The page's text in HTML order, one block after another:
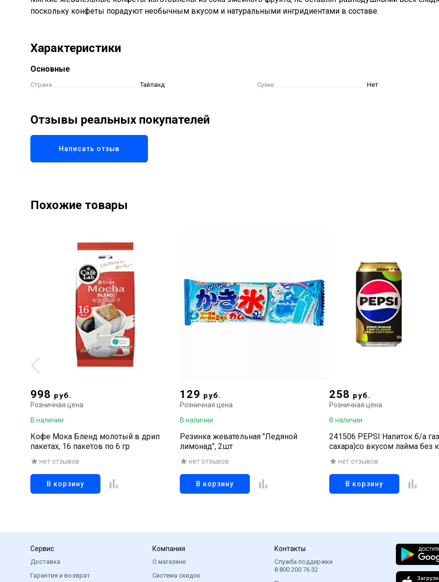
поскольку конфеты порадуют необычным вкусом и натуральными ингридиентами в составе.
Характеристики
Основные
Страна Тайланд Сухие Нет
Отзывы реальных покупателей
Написать отзыв
Похожие товары
998 руб.
Розничная цена
В наличии
Кофе Мока Бленд молотый в дрип
пакетах, 16 пакетов по 6 гр
нет отзывов
В корзину
129 руб.
Розничная цена
В наличии
Резинка жевательная "Ледяной
лимонад", 2шт
нет отзывов
В корзину
258 руб.
Розничная цена
В наличии
241506 PEPSI Напиток б/а
сахара)со вкусом лайма без
355 мл
нет отзывов
В корзину
Сервис
Доставка
Гарантия и возврат
Компания
О магазине
Система скидок
Контакты
Служба поддержки
8 800 200 76 32